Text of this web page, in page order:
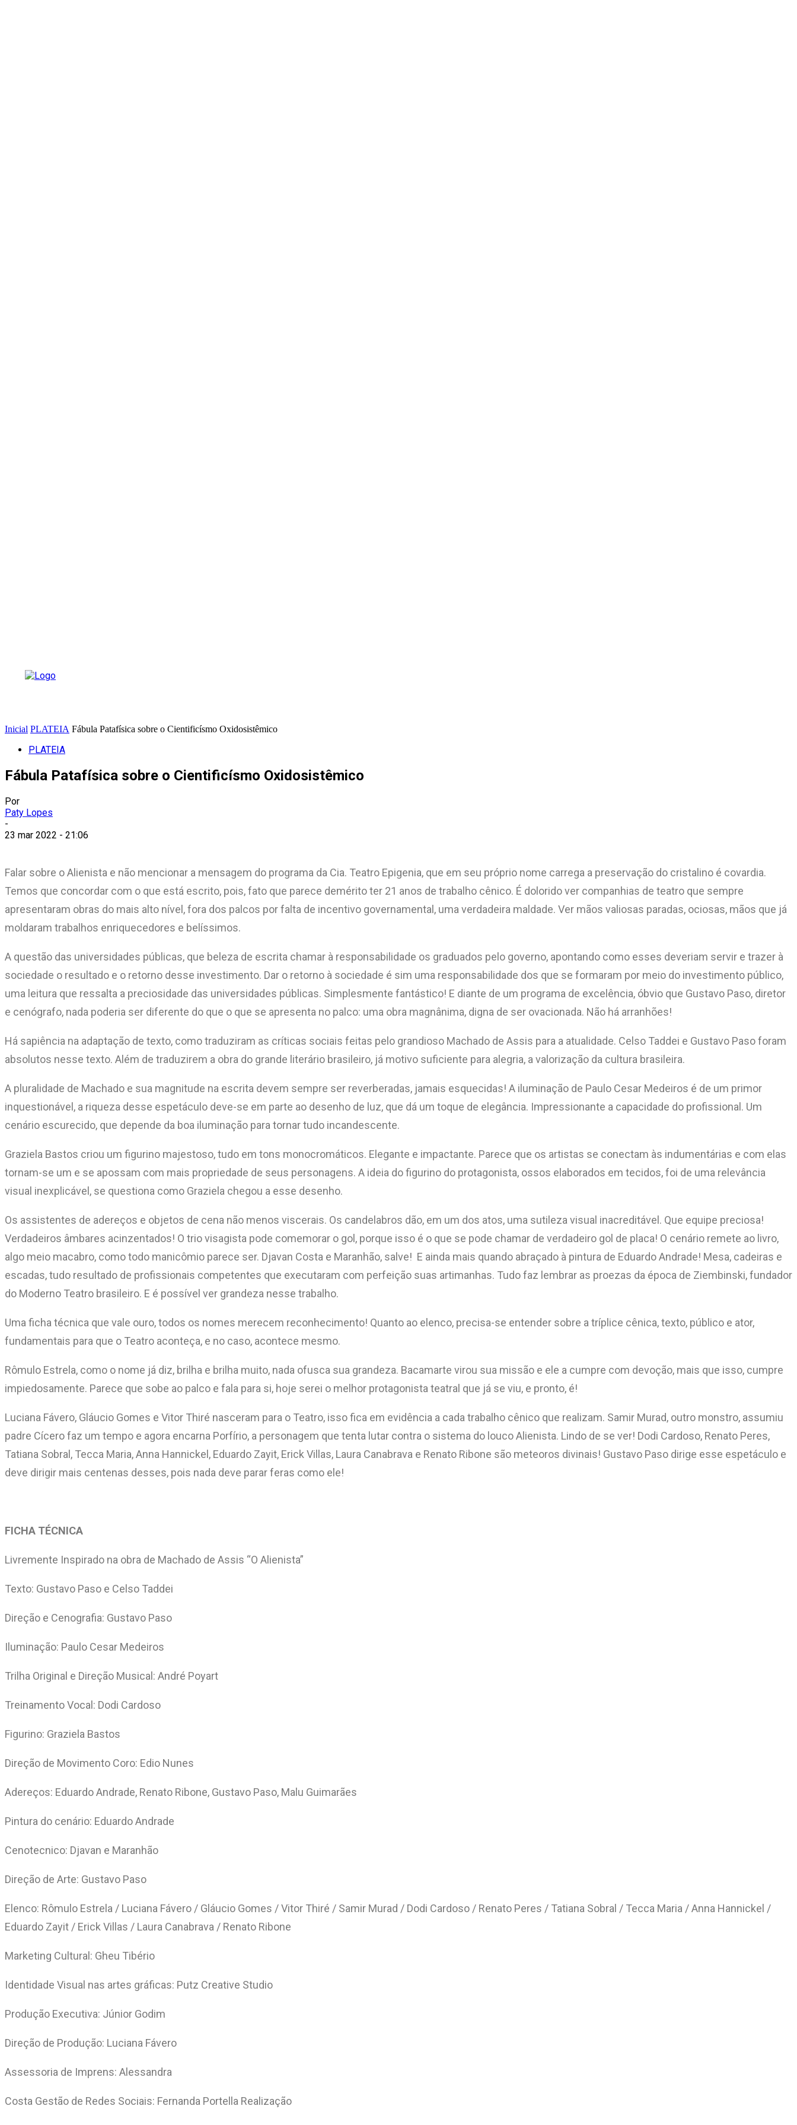
Inicial PLATEIA Fábula Patafísica sobre o Cientificísmo Oxidosistêmico
PLATEIA
Fábula Patafísica sobre o Cientificísmo Oxidosistêmico
Por
Paty Lopes
-
23 mar 2022 - 21:06
Falar sobre o Alienista e não mencionar a mensagem do programa da Cia. Teatro Epigenia, que em seu próprio nome carrega a preservação do cristalino é covardia.
Temos que concordar com o que está escrito, pois, fato que parece demérito ter 21 anos de trabalho cênico. É dolorido ver companhias de teatro que sempre
apresentaram obras do mais alto nível, fora dos palcos por falta de incentivo governamental, uma verdadeira maldade. Ver mãos valiosas paradas, ociosas, mãos que já
moldaram trabalhos enriquecedores e belíssimos.
A questão das universidades públicas, que beleza de escrita chamar à responsabilidade os graduados pelo governo, apontando como esses deveriam servir e trazer à
sociedade o resultado e o retorno desse investimento. Dar o retorno à sociedade é sim uma responsabilidade dos que se formaram por meio do investimento público,
uma leitura que ressalta a preciosidade das universidades públicas. Simplesmente fantástico! E diante de um programa de excelência, óbvio que Gustavo Paso, diretor
e cenógrafo, nada poderia ser diferente do que o que se apresenta no palco: uma obra magnânima, digna de ser ovacionada. Não há arranhões!
Há sapiência na adaptação de texto, como traduziram as críticas sociais feitas pelo grandioso Machado de Assis para a atualidade. Celso Taddei e Gustavo Paso foram
absolutos nesse texto. Além de traduzirem a obra do grande literário brasileiro, já motivo suficiente para alegria, a valorização da cultura brasileira.
A pluralidade de Machado e sua magnitude na escrita devem sempre ser reverberadas, jamais esquecidas! A iluminação de Paulo Cesar Medeiros é de um primor
inquestionável, a riqueza desse espetáculo deve-se em parte ao desenho de luz, que dá um toque de elegância. Impressionante a capacidade do profissional. Um
cenário escurecido, que depende da boa iluminação para tornar tudo incandescente.
Graziela Bastos criou um figurino majestoso, tudo em tons monocromáticos. Elegante e impactante. Parece que os artistas se conectam às indumentárias e com elas
tornam-se um e se apossam com mais propriedade de seus personagens. A ideia do figurino do protagonista, ossos elaborados em tecidos, foi de uma relevância
visual inexplicável, se questiona como Graziela chegou a esse desenho.
Os assistentes de adereços e objetos de cena não menos viscerais. Os candelabros dão, em um dos atos, uma sutileza visual inacreditável. Que equipe preciosa!
Verdadeiros âmbares acinzentados! O trio visagista pode comemorar o gol, porque isso é o que se pode chamar de verdadeiro gol de placa! O cenário remete ao livro,
algo meio macabro, como todo manicômio parece ser. Djavan Costa e Maranhão, salve! E ainda mais quando abraçado à pintura de Eduardo Andrade! Mesa, cadeiras e
escadas, tudo resultado de profissionais competentes que executaram com perfeição suas artimanhas. Tudo faz lembrar as proezas da época de Ziembinski, fundador
do Moderno Teatro brasileiro. E é possível ver grandeza nesse trabalho.
Uma ficha técnica que vale ouro, todos os nomes merecem reconhecimento! Quanto ao elenco, precisa-se entender sobre a tríplice cênica, texto, público e ator,
fundamentais para que o Teatro aconteça, e no caso, acontece mesmo.
Rômulo Estrela, como o nome já diz, brilha e brilha muito, nada ofusca sua grandeza. Bacamarte virou sua missão e ele a cumpre com devoção, mais que isso, cumpre
impiedosamente. Parece que sobe ao palco e fala para si, hoje serei o melhor protagonista teatral que já se viu, e pronto, é!
Luciana Fávero, Gláucio Gomes e Vitor Thiré nasceram para o Teatro, isso fica em evidência a cada trabalho cênico que realizam. Samir Murad, outro monstro, assumiu
padre Cícero faz um tempo e agora encarna Porfírio, a personagem que tenta lutar contra o sistema do louco Alienista. Lindo de se ver! Dodi Cardoso, Renato Peres,
Tatiana Sobral, Tecca Maria, Anna Hannickel, Eduardo Zayit, Erick Villas, Laura Canabrava e Renato Ribone são meteoros divinais! Gustavo Paso dirige esse espetáculo e
deve dirigir mais centenas desses, pois nada deve parar feras como ele!
FICHA TÉCNICA
Livremente Inspirado na obra de Machado de Assis “O Alienista”
Texto: Gustavo Paso e Celso Taddei
Direção e Cenografia: Gustavo Paso
Iluminação: Paulo Cesar Medeiros
Trilha Original e Direção Musical: André Poyart
Treinamento Vocal: Dodi Cardoso
Figurino: Graziela Bastos
Direção de Movimento Coro: Edio Nunes
Adereços: Eduardo Andrade, Renato Ribone, Gustavo Paso, Malu Guimarães
Pintura do cenário: Eduardo Andrade
Cenotecnico: Djavan e Maranhão
Direção de Arte: Gustavo Paso
Elenco: Rômulo Estrela / Luciana Fávero / Gláucio Gomes / Vitor Thiré / Samir Murad / Dodi Cardoso / Renato Peres / Tatiana Sobral / Tecca Maria / Anna Hannickel /
Eduardo Zayit / Erick Villas / Laura Canabrava / Renato Ribone
Marketing Cultural: Gheu Tibério
Identidade Visual nas artes gráficas: Putz Creative Studio
Produção Executiva: Júnior Godim
Direção de Produção: Luciana Fávero
Assessoria de Imprens: Alessandra
Costa Gestão de Redes Sociais: Fernanda Portella Realização